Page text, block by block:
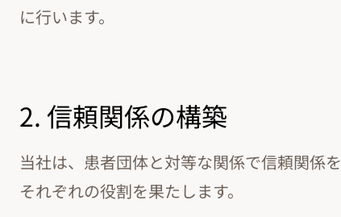
に行います。
2. 信頼関係の構築
当社は、患者団体と対等な関係で信頼関係
それぞれの役割を果たします。